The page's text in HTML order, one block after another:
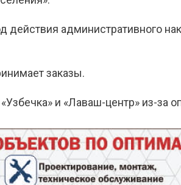
административного
заказы.
и «Лаваш-центр» из-за